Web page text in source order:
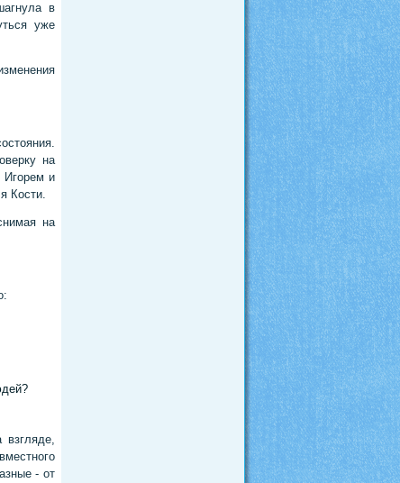
в
уже
на
Игорем и
Кости.
на
- от